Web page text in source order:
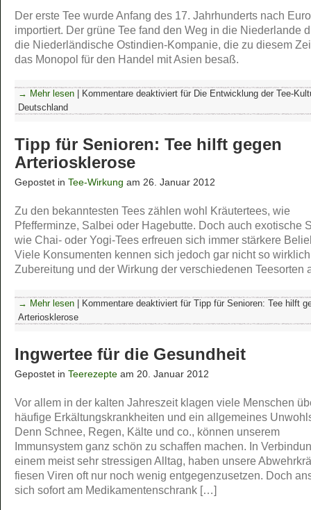
Der erste Tee wurde Anfang des 17. Jahrhunderts nach
importiert. Der grüne Tee fand den Weg in die Niederlande
die Niederländische Ostindien-Kompanie, die zu diesem
das Monopol für den Handel mit Asien besaß.
→ Mehr lesen Kommentare deaktiviert für Die Entwicklung der Tee-
Deutschland
Tipp für Senioren: Tee hilft gegen
Arteriosklerose
Gepostet in Tee-Wirkung am 26. Januar 2012
Zu den bekanntesten Tees zählen wohl Kräutertees, wie
Pfefferminze, Salbei oder Hagebutte. Doch auch exotische
wie Chai- oder Yogi-Tees erfreuen sich immer stärkere
Viele Konsumenten kennen sich jedoch gar nicht so
Zubereitung und der Wirkung der verschiedenen Teesorten
→ Mehr lesen Kommentare deaktiviert für Tipp für Senioren: Tee hilft
Arteriosklerose
Ingwertee für die Gesundheit
Gepostet in Teerezepte am 20. Januar 2012
Vor allem in der kalten Jahreszeit klagen viele Menschen
häufige Erkältungskrankheiten und ein allgemeines
Denn Schnee, Regen, Kälte und co., können unserem
Immunsystem ganz schön zu schaffen machen. In
einem meist sehr stressigen Alltag, haben unsere
fiesen Viren oft nur noch wenig entgegenzusetzen. Doch
sich sofort am Medikamentenschrank […]